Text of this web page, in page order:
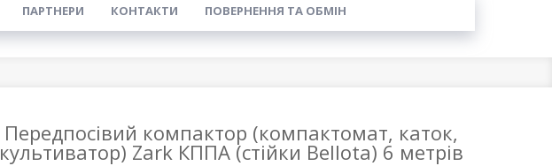
ПАРТНЕРИ КОНТАКТИ ПОВЕРНЕННЯ ТА ОБМІН
Передпосівий компактор (компактомат, каток,
культиватор) Zark КППА (стійки Bellota) 6 метрів